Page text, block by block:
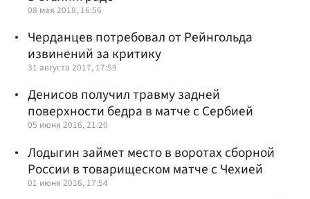
08 мая 2018, 16:56
Черданцев потребовал от Рейнгольда
извинений за критику
31 августа 2017, 17:59
Денисов получил травму задней
поверхности бедра в матче с Сербией
05 июня 2016, 21:20
Лодыгин займет место в воротах сборной
России в товарищеском матче с Чехией
01 июня 2016, 17:54